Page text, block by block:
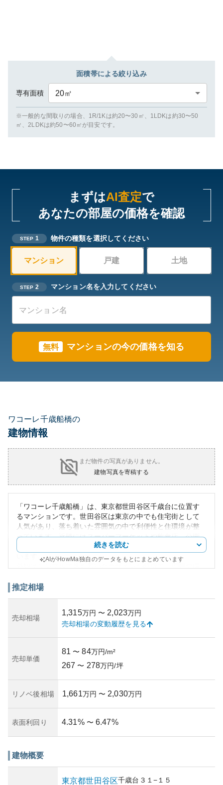
面積帯による絞り込み
専有面積 20㎡
※一般的な間取りの場合、1R/1Kは約20〜30㎡、1LDKは約30〜50
㎡、2LDKは約50〜60㎡が目安です。
まずはAI査定で
あなたの部屋の価格を確認
STEP 1 物件の種類を選択してください
マンション 戸建 土地
STEP 2 マンション名を入力してください
無料 マンションの今の価格を知る
ワコーレ千歳船橋の
建物情報
まだ物件の写真がありません。
建物写真を寄稿する
「ワコーレ千歳船橋」は、東京都世田谷区千歳台に位置す
るマンションです。世田谷区は東京の中でも住宅街として
人気があり、落ち着いた雰囲気の中で利便性と住環境が整
っています。近隣にはスーパーマーケットや飲食店、公園
などがあり、日々の生活に必要な施設が徒歩圏内に揃って
います。
兼ねた建材が使用されており、年月を経ても高級感を保ち
高い評価を受けています。中古マンション市場においても
安定した価値を保ち続け、資産運用としても検討の余地が
あります。しかし、過去の販売価格や周辺の市場動向を含
所有リスクについても考慮が必要です。都市部にあるゆえ
の地震リスク、経年による設備の劣化、管理状況の変化な
続きを読む
AIがHowMa独自のデータをもとにまとめています
推定相場
売却相場
1,315万円 〜 2,023万円
売却相場の変動履歴を見る
売却単価
81 〜 84万円/m²
267 〜 278万円/坪
リノベ後相場 1,661万円 〜 2,030万円
表面利回り 4.31% 〜 6.47%
建物概要
東京都世田谷区千歳台 ３１−１５